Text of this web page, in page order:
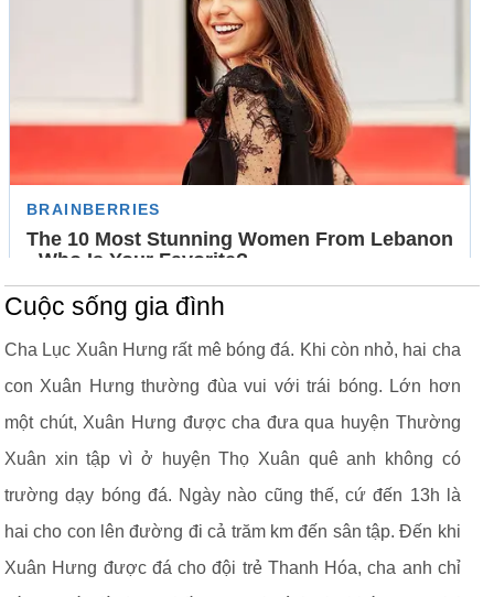
Cuộc sống gia đình
Cha Lục Xuân Hưng rất mê bóng đá. Khi còn nhỏ, hai cha
con Xuân Hưng thường đùa vui với trái bóng. Lớn hơn
một chút, Xuân Hưng được cha đưa qua huyện Thường
Xuân xin tập vì ở huyện Thọ Xuân quê anh không có
trường dạy bóng đá. Ngày nào cũng thế, cứ đến 13h là
hai cho con lên đường đi cả trăm km đến sân tập. Đến khi
Xuân Hưng được đá cho đội trẻ Thanh Hóa, cha anh chỉ